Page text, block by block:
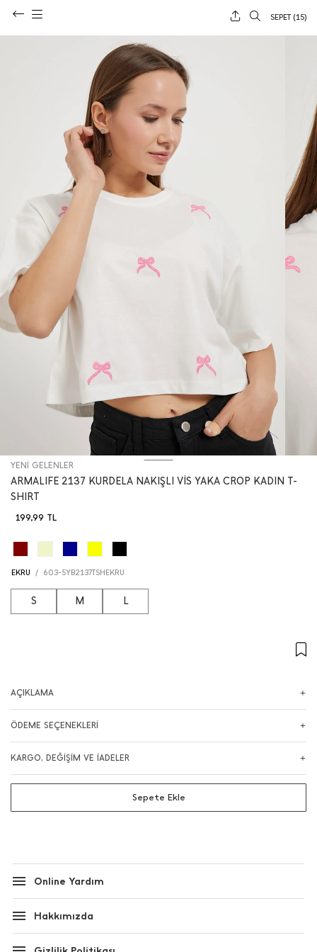
SEPET (15)
YENİ GELENLER
ARMALIFE 2137 KURDELA NAKIŞLI VİS YAKA CROP KADIN T-
SHIRT
199,99 TL
S M L
EKRU / 603-5YB2137TSHEKRU
Sepete Ekle
AÇIKLAMA
ÖDEME SEÇENEKLERİ
KARGO, DEĞİŞİM VE İADELER
Online Yardım
Hakkımızda